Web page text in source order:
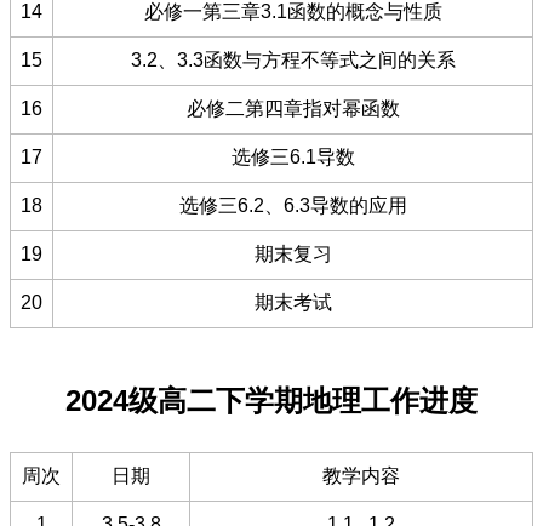
14 必修一第三章3.1函数的概念与性质
15 3.2、3.3函数与方程不等式之间的关系
16 必修二第四章指对幂函数
17 选修三6.1导数
18 选修三6.2、6.3导数的应用
19 期末复习
20 期末考试
2024级高二下学期地理工作进度
周次 日期 教学内容